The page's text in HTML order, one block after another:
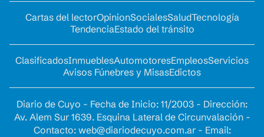
Cartas del lectorOpinionSocialesSaludTecnología
TendenciaEstado del tránsito
ClasificadosInmueblesAutomotoresEmpleosServicios
Avisos Fúnebres y MisasEdictos
Diario de Cuyo - Fecha de Inicio: 11/2003 - Dirección:
Av. Alem Sur 1639. Esquina Lateral de Circunvalación -
Contacto: web@diariodecuyo.com.ar- Email: